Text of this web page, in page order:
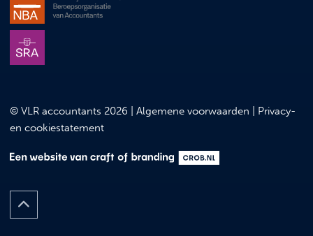
© VLR accountants 2026 | Algemene voorwaarden
Privacy-
en cookiestatement